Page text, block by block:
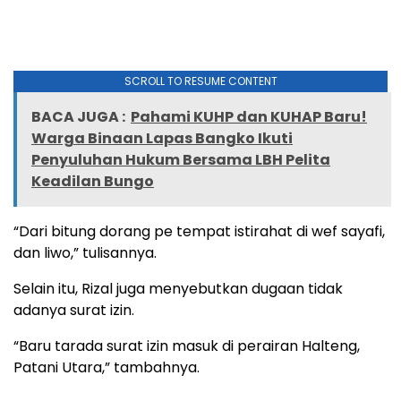
SCROLL TO RESUME CONTENT
BACA JUGA : Pahami KUHP dan KUHAP Baru!
Warga Binaan Lapas Bangko Ikuti
Penyuluhan Hukum Bersama LBH Pelita
Keadilan Bungo
“Dari bitung dorang pe tempat istirahat di wef sayafi,
dan liwo,” tulisannya.
Selain itu, Rizal juga menyebutkan dugaan tidak
adanya surat izin.
“Baru tarada surat izin masuk di perairan Halteng,
Patani Utara,” tambahnya.